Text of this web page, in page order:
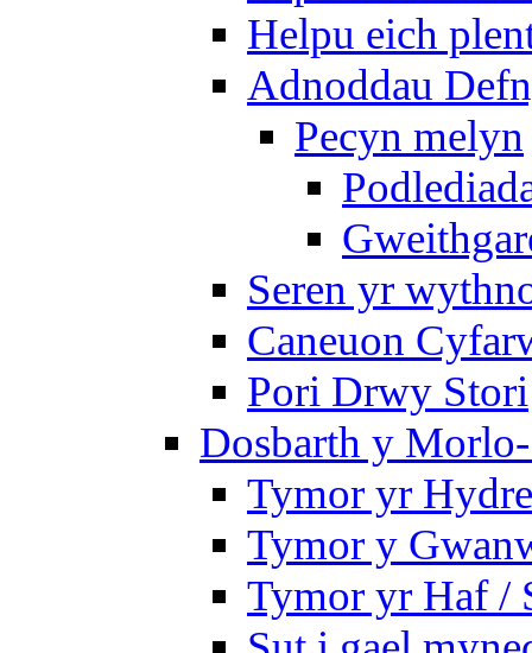
Helpu eich
Adnoddau
Pecyn melyn
Seren yr
Caneuon
Pori Drwy Stori
Dosbarth y
Tymor yr
Tymor y
Tymor yr Haf /